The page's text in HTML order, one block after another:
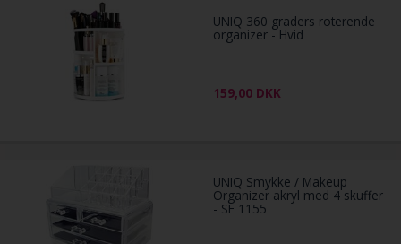
UNIQ 360 graders roterende
organizer - Hvid
159,00 DKK
UNIQ Smykke / Makeup
Organizer akryl med 4 skuffer
- SF 1155